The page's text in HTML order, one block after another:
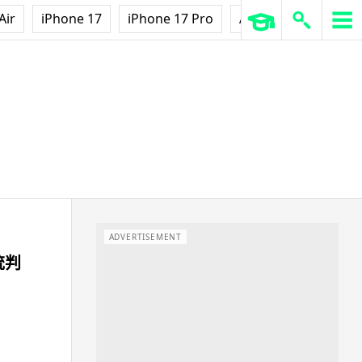
iPhone 17 iPhone 17 Pro AirPods Pro 3
ADVERTISEMENT